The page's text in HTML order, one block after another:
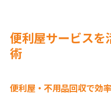
便利屋サービスを
術
便利屋・不用品回収で効